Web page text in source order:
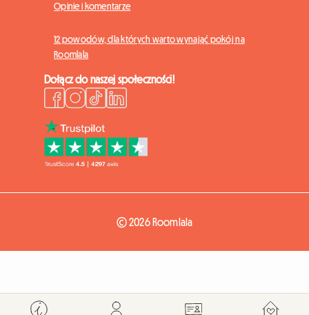
Opinie i komentarze
12 powodów, dla których warto wynająć pokój na
Roomlala
Dołącz do naszej społeczności!
© 2026 Roomlala